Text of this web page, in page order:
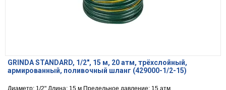
GRINDA STANDARD, 1/2″, 15 м, 20 атм, трёхслойный,
армированный, поливочный шланг (429000-1/2-15)